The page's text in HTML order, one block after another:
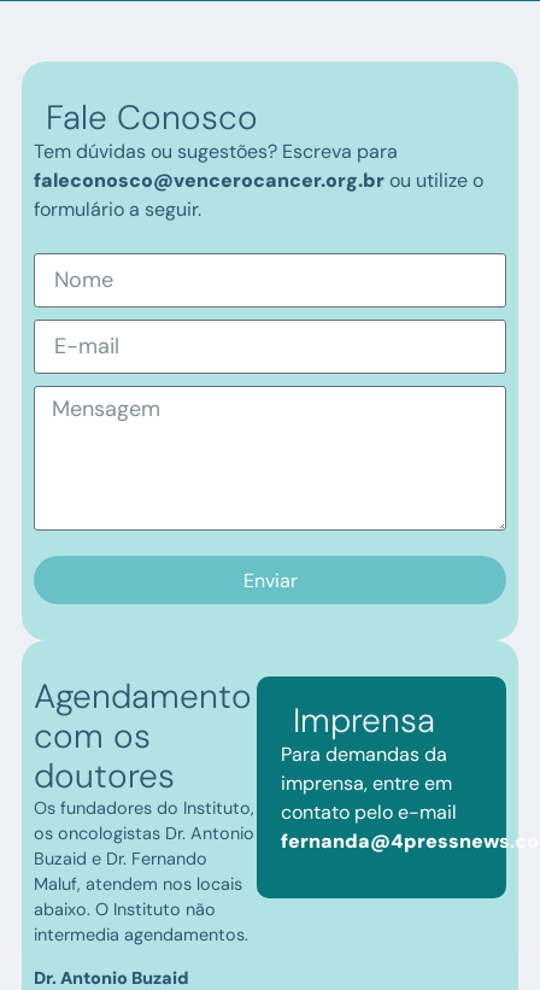
Fale Conosco
Tem dúvidas ou sugestões? Escreva para
faleconosco@vencerocancer.org.brou utilize o
formulário a seguir.
Enviar
Agendamento
com os
doutores
Os fundadores do Instituto,
os oncologistas Dr. Antonio
Buzaid e Dr. Fernando
Maluf, atendem nos locais
abaixo. O Instituto não
intermedia agendamentos.
Dr. Antonio Buzaid
Imprensa
Para demandas da
imprensa, entre em
contato pelo e-mail